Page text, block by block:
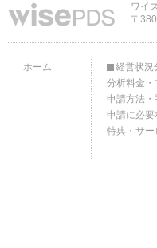
ワイ
〒
ホーム
経営状況
分析料金・
申請方法・
申請に必要
特典・サー